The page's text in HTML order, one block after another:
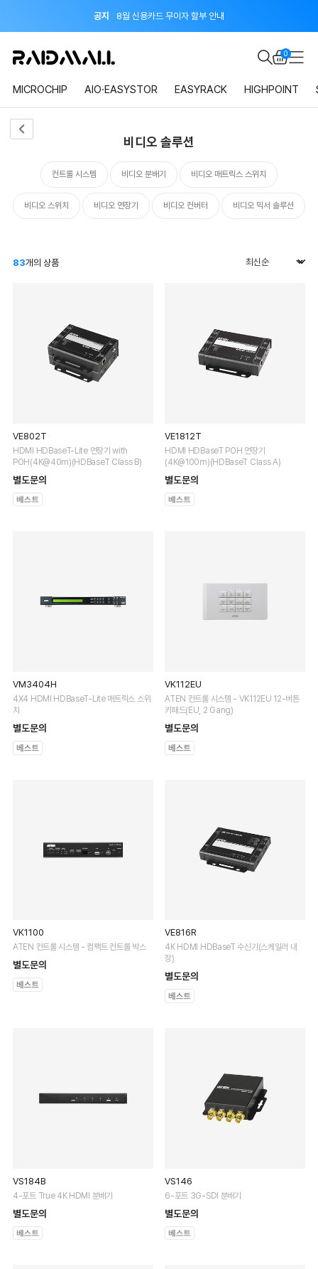
공지 8월 신용카드 무이자 할부 안내
이벤트 지금 회원가입하면 적립금 2,000원 드려요! 0
MICROCHIP AIO·EASYSTOR EASYRACK HIGHPOINT
비디오 솔루션
컨트롤 시스템 비디오 분배기 비디오 매트릭스 스위치
비디오 스위치 비디오 연장기 비디오 컨버터 비디오 믹서 솔루션
83개의 상품
VE802T
HDMI HDBaseT-Lite 연장기 with
POH(4K@40m)(HDBaseT Class B)
별도문의
VE1812T
HDMI HDBaseT POH 연장기
(4K@100m)(HDBaseT Class A)
별도문의
VM3404H
4X4 HDMI HDBaseT-Lite 매트릭스 스위
치
별도문의
VK112EU
ATEN 컨트롤 시스템 - VK112EU 12-버튼
키패드(EU, 2 Gang)
별도문의
VK1100
ATEN 컨트롤 시스템 - 컴팩트 컨트롤 박스
별도문의
VE816R
4K HDMI HDBaseT 수신기(스케일러 내
장)
별도문의
VS184B
4-포트 True 4K HDMI 분배기
별도문의
VS146
6-포트 3G-SDI 분배기
별도문의